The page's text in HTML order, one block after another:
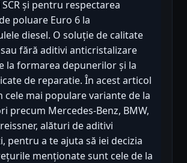
și pentru respectarea
poluare Euro 6 la
diesel. O soluție de calitate
fără aditivi anticristalizare
la formarea depunerilor și la
de reparatie. În acest articol
cele mai populare variante de la
precum Mercedes-Benz, BMW,
alături de aditivi
pentru a te ajuta să iei decizia
menționate sunt cele de la